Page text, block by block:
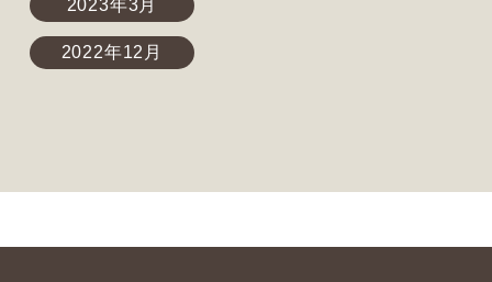
2023年3月
2022年12月